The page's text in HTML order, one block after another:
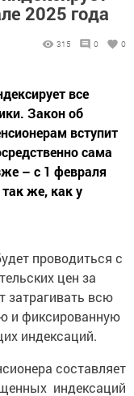
Закон об
вступит
сама
– с 1 февраля
же, как у
цен за
всю
и фиксированную
индексаций.
индексаций
составляет